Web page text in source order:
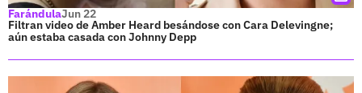
FarándulaJun 22
Filtran video de Amber Heard besándose con Cara Delevingne;
aún estaba casada con Johnny Depp